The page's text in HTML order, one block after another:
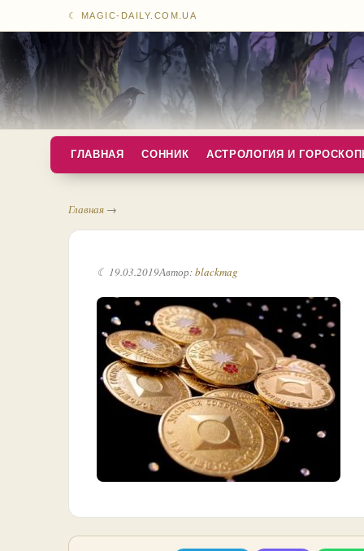
☾ MAGIC-DAILY.COM.UA
ГЛАВНАЯ СОННИК АСТРОЛОГИЯ И
Главная →
☾ 19.03.2019Автор:blackmag